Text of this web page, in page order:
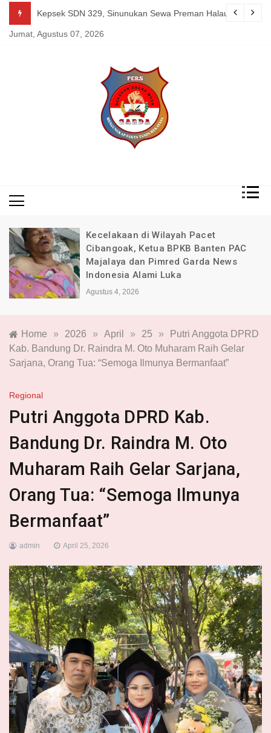
content
Uden Pimred Garda News Indonesia yang Sedang Pemulihan
Kepsek SDN 329, Sinunukan Sewa Preman Halau LSM
Jumat, Agustus 07, 2026
Kecelakaan di Wilayah Pacet
Cibangoak, Ketua BPKB Banten PAC
Majalaya dan Pimred Garda News
Indonesia Alami Luka
Agustus 4, 2026
Home » 2026 » April » 25 »
Putri Anggota DPRD
Kab. Bandung Dr. Raindra M. Oto Muharam Raih Gelar
Sarjana, Orang Tua: “Semoga Ilmunya Bermanfaat”
Regional
Putri Anggota DPRD Kab.
Bandung Dr. Raindra M. Oto
Muharam Raih Gelar Sarjana,
Orang Tua: “Semoga Ilmunya
Bermanfaat”
admin April 25, 2026